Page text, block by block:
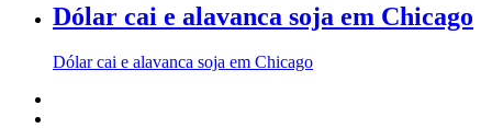
Dólar cai e alavanca soja em Chicago
Dólar cai e alavanca soja em Chicago